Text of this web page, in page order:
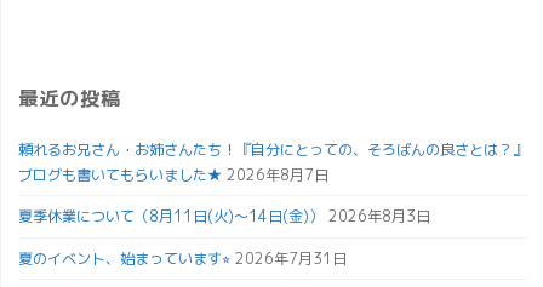
最近の投稿
頼れるお兄さん・お姉さんたち！『自分にとっての、そろばんの良さとは？』
ブログも書いてもらいました★ 2026年8月7日
夏季休業について（8月11日(火)～14日(金)） 2026年8月3日
夏のイベント、始まっています⭐︎ 2026年7月31日